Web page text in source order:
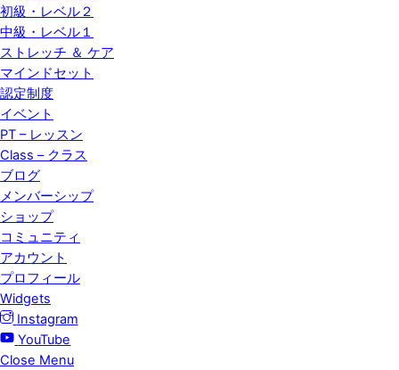
初級・レベル２
中級・レベル１
ストレッチ ＆ ケア
マインドセット
認定制度
イベント
PT – レッスン
Class – クラス
ブログ
メンバーシップ
ショップ
コミュニティ
アカウント
プロフィール
Widgets
Instagram
YouTube
Close Menu